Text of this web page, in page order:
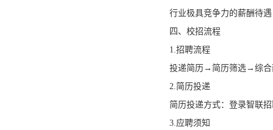
行业极具竞争力的薪酬待
四、校招流程
1.招聘流程
投递简历→简历筛选→综
2.简历投递
简历投递方式：登录智联
3.应聘须知